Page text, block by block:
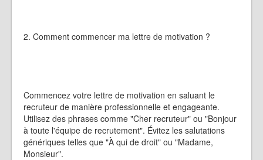
2. Comment commencer ma lettre de motivation ?
Commencez votre lettre de motivation en saluant le
recruteur de manière professionnelle et engageante.
Utilisez des phrases comme "Cher recruteur" ou "Bonjour
à toute l'équipe de recrutement". Évitez les salutations
génériques telles que "À qui de droit" ou "Madame,
Monsieur".